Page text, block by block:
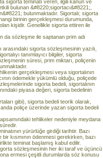
sigorta teminatı veren, ilgili kanun ve
bulunan &#8220;sigortacı&#8221;,
bulunmaktadır. Sigortalı; sigorta
birinin gerçekleşmesi durumunda,
kişidir. Genellikle sigorta ettiren ile
da sözleşme ile saptanan prim adı
sigorta sözleşmesinin yazılı,
tanımlayıcı bilgiler, sigorta
süresi, prim miktarı, poliçenin
gerçekleşmesi veya sigortalının
ödemekle yükümlü olduğu, poliçede
sigorta bedeli, sigortalının
piyasa değeri, sigorta bedelinin
gibi), sigorta bedeli teorik olarak,
poliçe üzerinde yazan sigorta bedeli
tehlikeler nedeniyle meydana
yürürlüğe girdiği tarihtir. Bazı
kısmının ödenmesi gerekirken, bazı
teminat başlamış kabul edilir.
sözleşmesinin her iki taraf ve üçüncü
ermesi çeşitli durumlarda söz konusu